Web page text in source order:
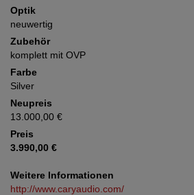
Optik
neuwertig
Zubehör
komplett mit OVP
Farbe
Silver
Neupreis
13.000,00 €
Preis
3.990,00 €
Weitere Informationen
http://www.caryaudio.com/